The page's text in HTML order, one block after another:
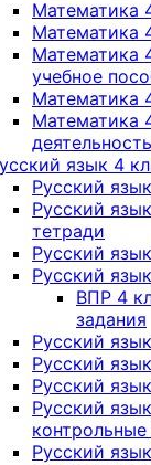
Математика
Математика
Математика
учебное
Математика
Математика
деятельность
язык 4
Русский
Русский
тетради
Русский
Русский
ВПР 4
задания
Русский
Русский
Русский
Русский
Русский